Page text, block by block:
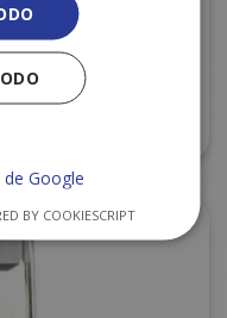
Google
BY COOKIESCRIPT